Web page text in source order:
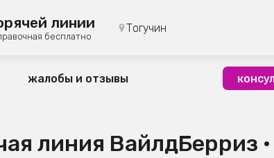
линии
бесплатно
Тогучин
жалобы и отзывы
линия ВайлдБерриз